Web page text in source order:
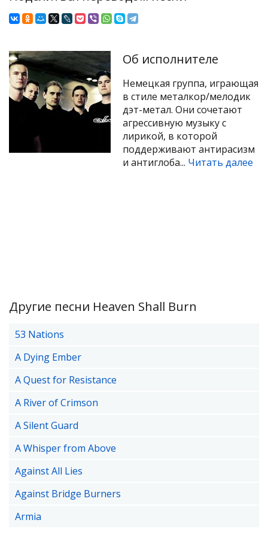
Об исполнителе
Немецкая группа, играющая
в стиле металкор/мелодик
дэт-метал. Они сочетают
агрессивную музыку с
лирикой, в которой
поддерживают антирасизм
и антиглоба... Читать далее
Другие песни Heaven Shall Burn
53 Nations
A Dying Ember
A Quest for Resistance
A River of Crimson
A Silent Guard
A Whisper from Above
Against All Lies
Against Bridge Burners
Armia